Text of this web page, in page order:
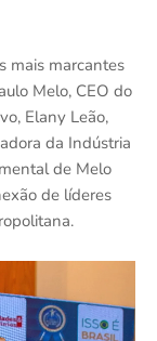
mais marcantes
Melo, CEO do
Elany Leão,
da Indústria
de Melo
de líderes